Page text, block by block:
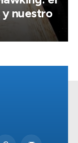
y nuestro